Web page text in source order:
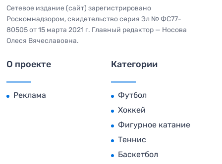
Сетевое издание (сайт) зарегистрировано
Роскомнадзором, свидетельство серия Эл № ФС77-
80505 от 15 марта 2021 г. Главный редактор — Носова
Олеся Вячеславовна.
О проекте
Реклама
Категории
Футбол
Хоккей
Фигурное катание
Теннис
Баскетбол